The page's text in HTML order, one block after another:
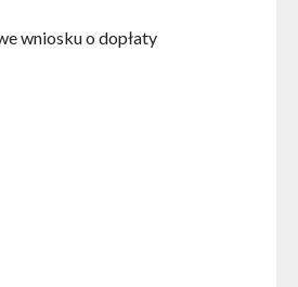
wniosku o dopłaty